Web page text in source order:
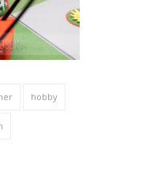
hobby